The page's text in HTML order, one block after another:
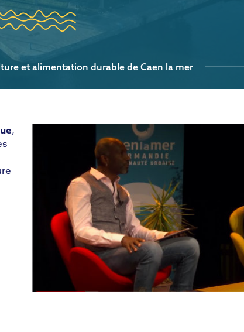
et alimentation durable de Caen la mer
,